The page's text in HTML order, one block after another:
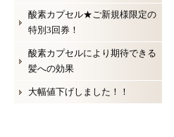
酸素カプセル★ご新規様限定の
特別3回券！
酸素カプセルにより期待できる
髪への効果
大幅値下げしました！！